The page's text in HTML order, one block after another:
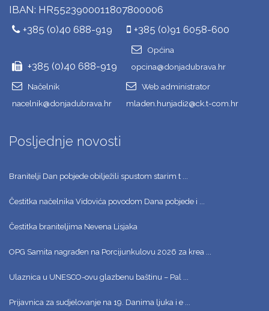
IBAN: HR5523900011807800006
+385 (0)40 688-919
+385 (0)91 6058-600
+385 (0)40 688-919
Općina
opcina@donjadubrava.hr
Načelnik
nacelnik@donjadubrava.hr
Web administrator
mladen.hunjadi2@ck.t-com.hr
Posljednje novosti
Branitelji Dan pobjede obilježili spustom starim t ...
Čestitka načelnika Vidovića povodom Dana pobjede i ...
Čestitka braniteljima Nevena Lisjaka
OPG Samita nagrađen na Porcijunkulovu 2026 za krea ...
Ulaznica u UNESCO-ovu glazbenu baštinu – Pal ...
Prijavnica za sudjelovanje na 19. Danima ljuka i e ...